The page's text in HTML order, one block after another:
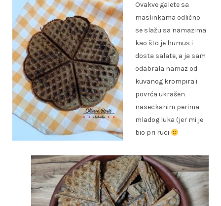
Ovakve galete sa
maslinkama odlično
se slažu sa namazima
kao što je humus i
dosta salate, a ja sam
odabrala namaz od
kuvanog krompira i
povrća ukrašen
naseckanim perima
mladog luka (jer mi je
bio pri ruci